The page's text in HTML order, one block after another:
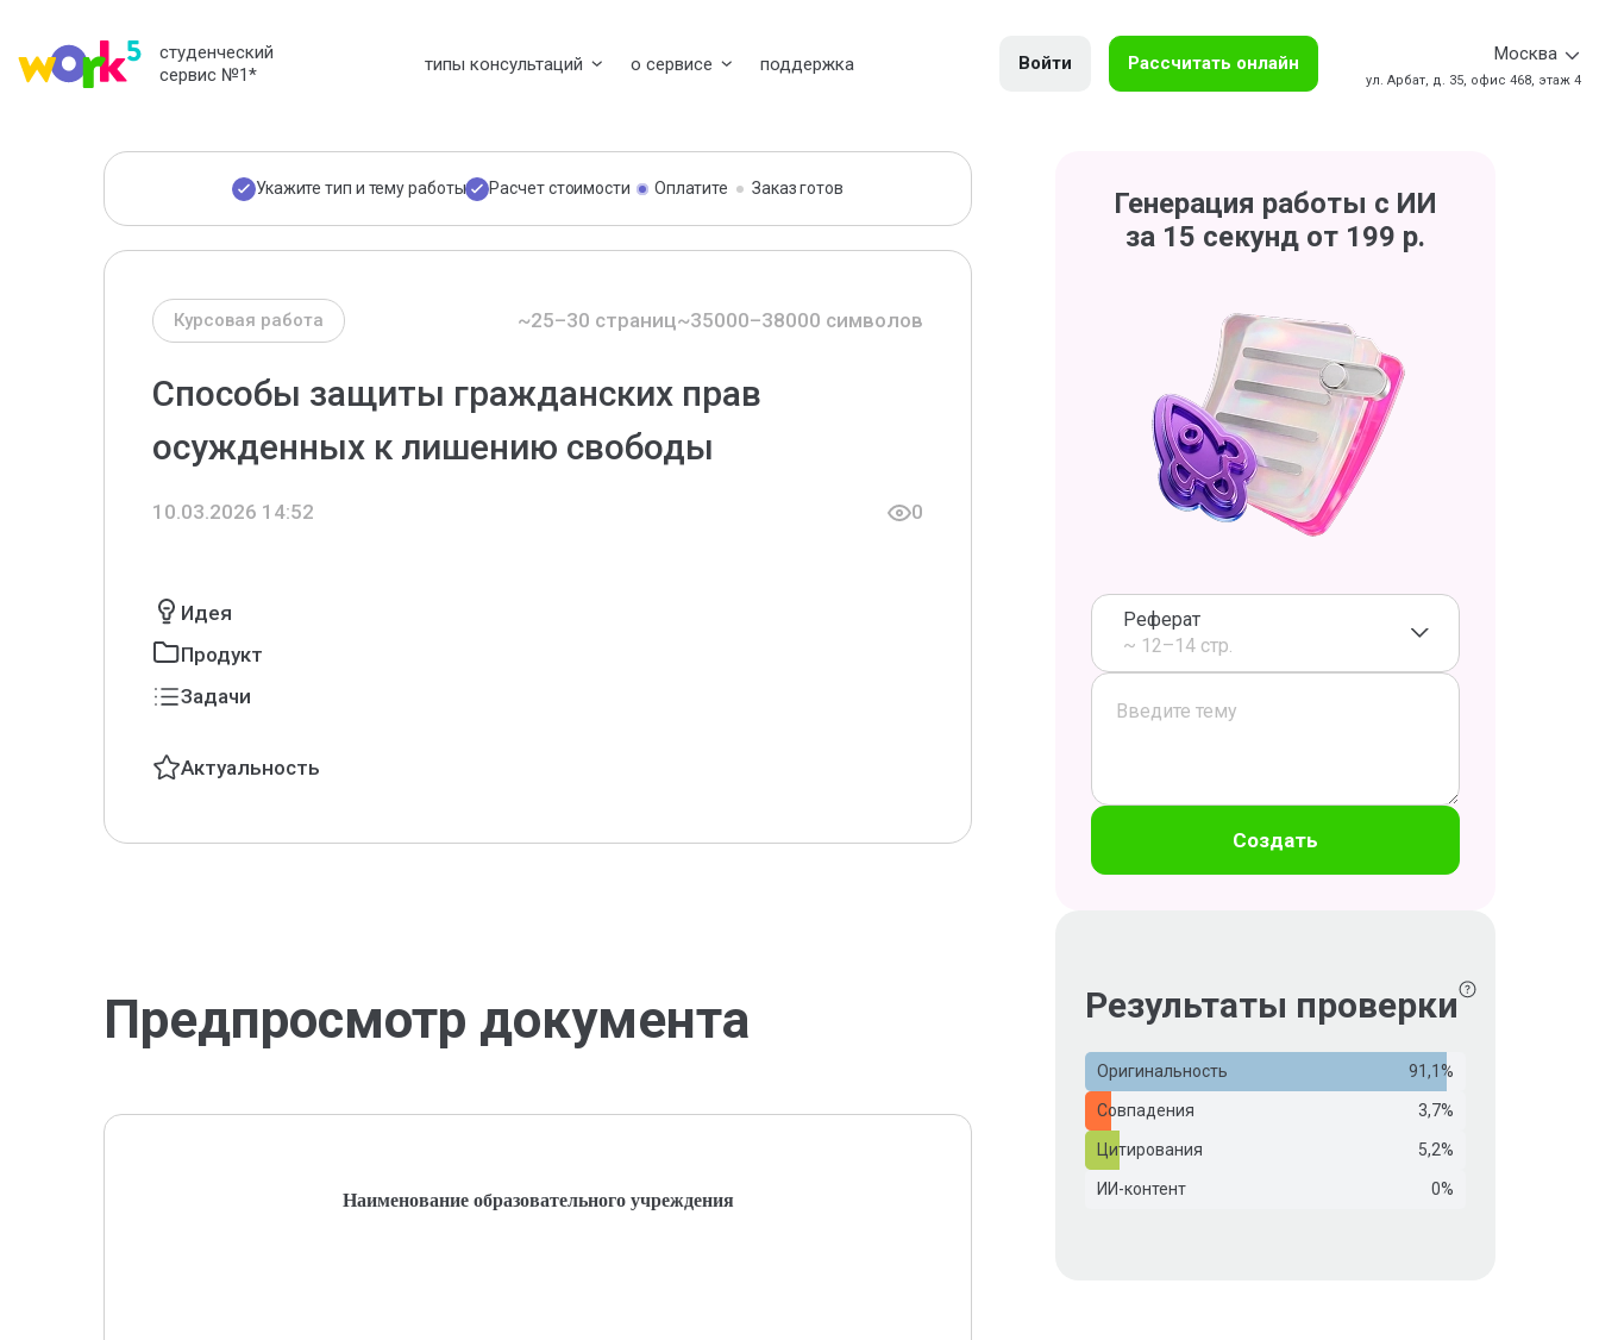
студенческий
сервис №1* типы консультаций о сервисе поддержка Войти Рассчитать онлайн Москва
ул. Арбат, д. 35, офис 468, этаж 4
Укажите тип и тему работы Расчет стоимости Оплатите Заказ готов
Курсовая работа ~25–30 страниц~35000–38000 символов
Способы защиты гражданских прав
осужденных к лишению свободы
10.03.2026 14:52 0
Идея
Продукт
Задачи
Актуальность
Предпросмотр документа
Наименование образовательного учреждения
Генерация работы с ИИ
за 15 секунд от 199 р.
Реферат
~ 12–14 стр.
Создать
Результаты проверки
Оригинальность 91,1%
Совпадения 3,7%
Цитирования 5,2%
ИИ-контент 0%